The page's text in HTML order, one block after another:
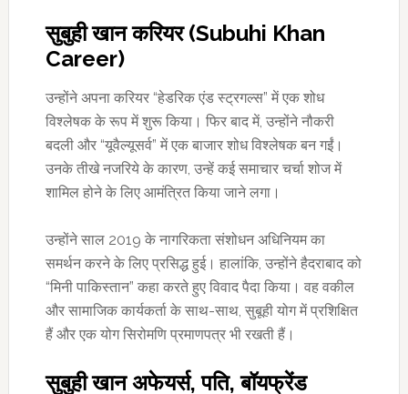
सुबुही खान करियर (Subuhi Khan
Career)
उन्होंने अपना करियर “हेडरिक एंड स्ट्रगल्स” में एक शोध
विश्लेषक के रूप में शुरू किया। फिर बाद में, उन्होंने नौकरी
बदली और “यूवैल्यूसर्व” में एक बाजार शोध विश्लेषक बन गईं।
उनके तीखे नजरिये के कारण, उन्हें कई समाचार चर्चा शोज में
शामिल होने के लिए आमंत्रित किया जाने लगा।
उन्होंने साल 2019 के नागरिकता संशोधन अधिनियम का
समर्थन करने के लिए प्रसिद्ध हुई। हालांकि, उन्होंने हैदराबाद को
“मिनी पाकिस्तान” कहा करते हुए विवाद पैदा किया। वह वकील
और सामाजिक कार्यकर्ता के साथ-साथ, सुबूही योग में प्रशिक्षित
हैं और एक योग सिरोमणि प्रमाणपत्र भी रखती हैं।
सुबुही खान अफेयर्स, पति, बॉयफ्रेंड